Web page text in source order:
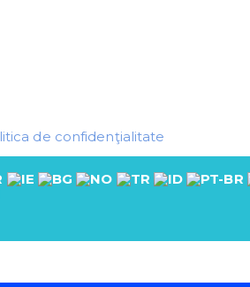
de confidenţialitate